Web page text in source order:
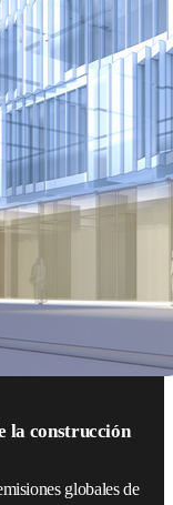
la construcción
globales de